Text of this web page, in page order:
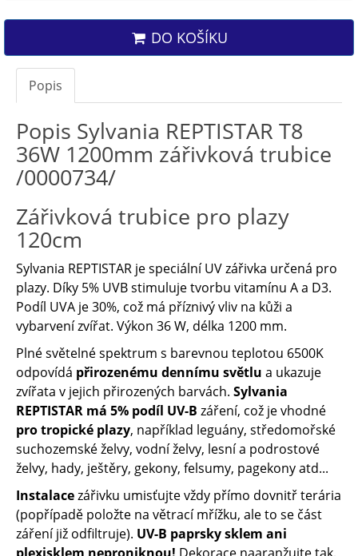
DO KOŠÍKU
Popis
Popis Sylvania REPTISTAR T8
36W 1200mm zářivková trubice
/0000734/
Zářivková trubice pro plazy
120cm
Sylvania REPTISTAR je speciální UV zářivka určená pro
plazy. Díky 5% UVB stimuluje tvorbu vitamínu A a D3.
Podíl UVA je 30%, což má příznivý vliv na kůži a
vybarvení zvířat. Výkon 36 W, délka 1200 mm.
Plné světelné spektrum s barevnou teplotou 6500K
odpovídá přirozenému dennímu světlu a ukazuje
zvířata v jejich přirozených barvách. Sylvania
REPTISTAR má 5% podíl UV-B záření, což je vhodné
pro tropické plazy, například leguány, středomořské
suchozemské želvy, vodní želvy, lesní a podrostové
želvy, hady, ještěry, gekony, felsumy, pagekony atd...
Instalacezářivku umisťujte vždy přímo dovnitř terária
(popřípadě položte na větrací mřížku, ale to se část
záření již odfiltruje). UV-B paprsky sklem ani